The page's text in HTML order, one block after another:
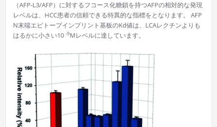
（AFP-L3/AFP）に対するフコース化糖鎖を持つAFPの相対的な発現
レベルは、HCC患者の信頼できる特異的な指標をとなります。 AFP
N末端エピトープインプリント基板のKd値は、LCAレクチンよりも
はるかに小さい10 -9Mレベルに達しています。